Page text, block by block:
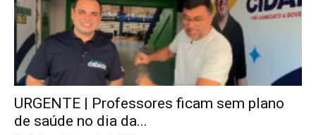
URGENTE | Professores ficam sem plano
de saúde no dia da...